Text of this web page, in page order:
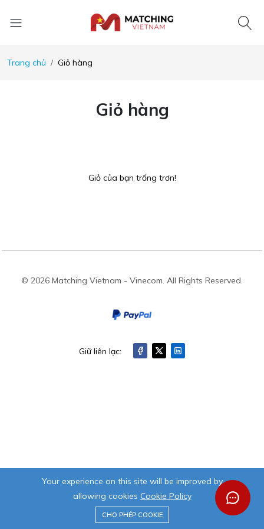
Trang chủ Giỏ hàng
Giỏ hàng
Giỏ của bạn trống trơn!
© 2026 Matching Vietnam - Vinecom. All Rights Reserved.
Giữ liên lạc:
0
Your experience on this site will be improved by
allowing cookies Cookie Policy
CHO PHÉP COOKIE